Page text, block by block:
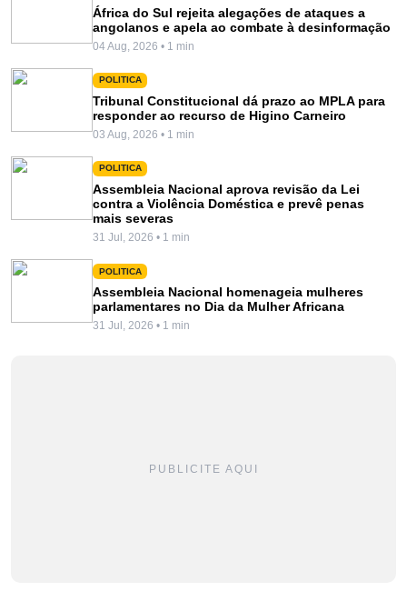
África do Sul rejeita alegações de ataques a
angolanos e apela ao combate à desinformação
04 Aug, 2026 • 1 min
POLITICA
Tribunal Constitucional dá prazo ao MPLA para
responder ao recurso de Higino Carneiro
03 Aug, 2026 • 1 min
POLITICA
Assembleia Nacional aprova revisão da Lei
contra a Violência Doméstica e prevê penas
mais severas
31 Jul, 2026 • 1 min
POLITICA
Assembleia Nacional homenageia mulheres
parlamentares no Dia da Mulher Africana
31 Jul, 2026 • 1 min
PUBLICITE AQUI